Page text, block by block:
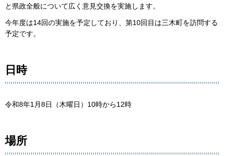
と県政全般について広く意見交換を実施します。
今年度は14回の実施を予定しており、第10回目は三木町を訪問する
予定です。
日時
令和8年1月8日（木曜日）10時から12時
場所